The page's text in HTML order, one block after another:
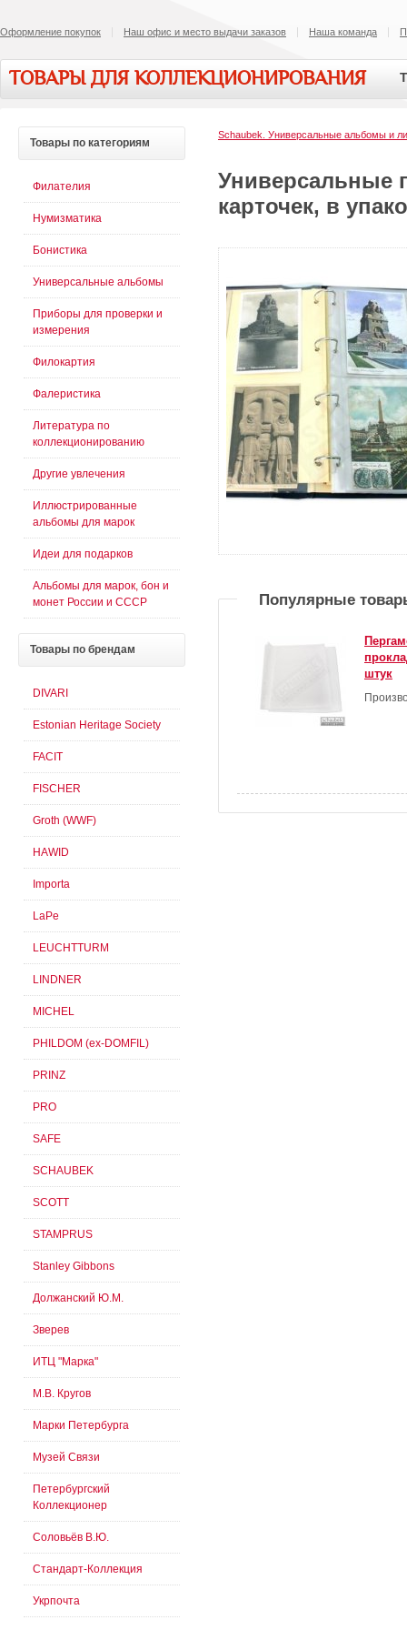
Оформление покупок Наш офис и место выдачи заказов Наша команда
ТОВАРЫ ДЛЯ КОЛЛЕКЦИОНИРОВАНИЯ
Schaubek. Универсальные альбомы и
Универсальные
карточек, в
Популярные
штук
Товары по категориям
Филателия
Нумизматика
Бонистика
Универсальные альбомы
Приборы для проверки и
измерения
Филокартия
Фалеристика
Литература по
коллекционированию
Другие увлечения
Иллюстрированные
альбомы для марок
Идеи для подарков
Альбомы для марок, бон и
монет России и СССР
Товары по брендам
DIVARI
Estonian Heritage Society
FACIT
FISCHER
Groth (WWF)
HAWID
Importa
LaPe
LEUCHTTURM
LINDNER
MICHEL
PHILDOM (ex-DOMFIL)
PRINZ
PRO
SAFE
SCHAUBEK
SCOTT
STAMPRUS
Stanley Gibbons
Должанский Ю.М.
Зверев
ИТЦ "Марка"
М.В. Кругов
Марки Петербурга
Музей Связи
Петербургский
Коллекционер
Соловьёв В.Ю.
Стандарт-Коллекция
Укрпочта